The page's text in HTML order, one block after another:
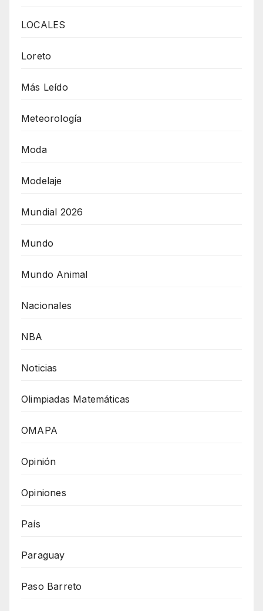
LOCALES
Loreto
Más Leído
Meteorología
Moda
Modelaje
Mundial 2026
Mundo
Mundo Animal
Nacionales
NBA
Noticias
Olimpiadas Matemáticas
OMAPA
Opinión
Opiniones
País
Paraguay
Paso Barreto